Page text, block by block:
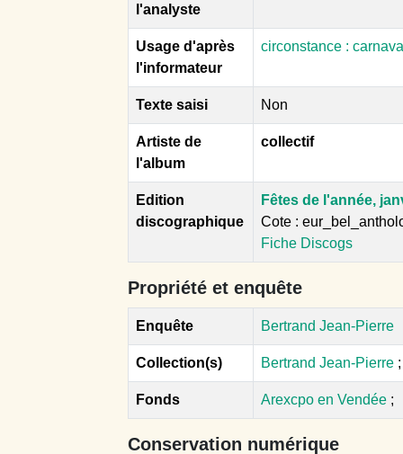
l'analyste
Usage d'après
l'informateur
circonstance :
Texte saisi Non
Artiste de
l'album
collectif
Edition
discographique
Fêtes de l'année,
Cote :
Fiche Discogs
Propriété et enquête
Enquête Bertrand Jean-Pierre
Collection(s) Bertrand Jean-Pierre ;
Fonds Arexcpo en Vendée ;
Conservation numérique